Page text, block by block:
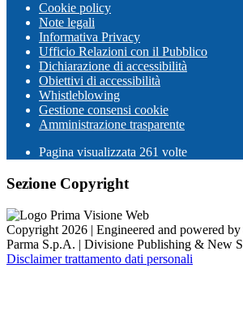
Cookie policy
Note legali
Informativa Privacy
Ufficio Relazioni con il Pubblico
Dichiarazione di accessibilità
Obiettivi di accessibilità
Whistleblowing
Gestione consensi cookie
Amministrazione trasparente
Pagina visualizzata 261 volte
Sezione Copyright
Copyright 2026 | Engineered and powered
Parma S.p.A. | Divisione Publishing & New
Disclaimer trattamento dati personali